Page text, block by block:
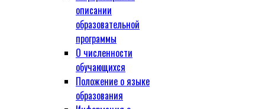
описании
образовательной
программы
О численности
обучающихся
Положение о языке
образования